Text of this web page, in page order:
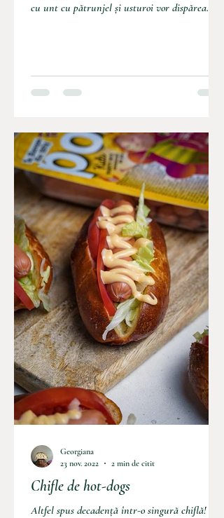
cu unt cu pătrunjel și usturoi vor dispărea...
Chifle de hot-dogs
Altfel spus decadență într-o singură chiflă! Vă
Georgiana
23 nov. 2022
2 min de citit